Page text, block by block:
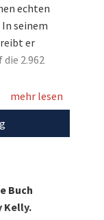
echten
seinem
er
2.962
unter
Natur
der
Joey Kelly
mehr lesen
Buch
Kelly.